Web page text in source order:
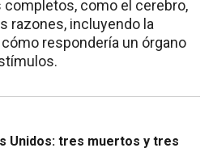
completos, como el cerebro,
razones, incluyendo la
respondería un órgano
Unidos: tres muertos y tres